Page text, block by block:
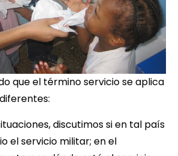
que el término servicio se aplica
discutimos si en tal país
el servicio militar; en el